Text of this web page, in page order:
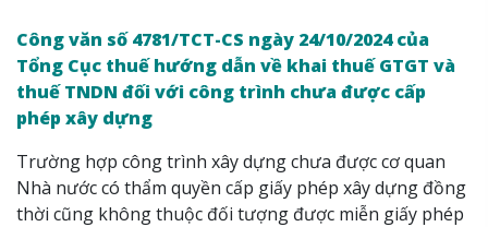
Công văn số 4781/TCT-CS ngày 24/10/2024 của
Tổng Cục thuế hướng dẫn về khai thuế GTGT và
thuế TNDN đối với công trình chưa được cấp
phép xây dựng
Trường hợp công trình xây dựng chưa được cơ quan
Nhà nước có thẩm quyền cấp giấy phép xây dựng đồng
thời cũng không thuộc đối tượng được miễn giấy phép